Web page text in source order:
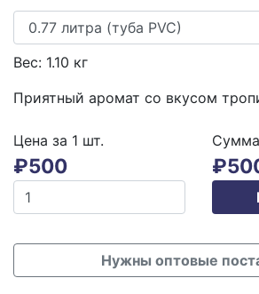
Вес: 1.10 кг
Приятный аромат со вкусом
Цена за 1 шт.
₽500
Сумма
₽
Нужны оптовые